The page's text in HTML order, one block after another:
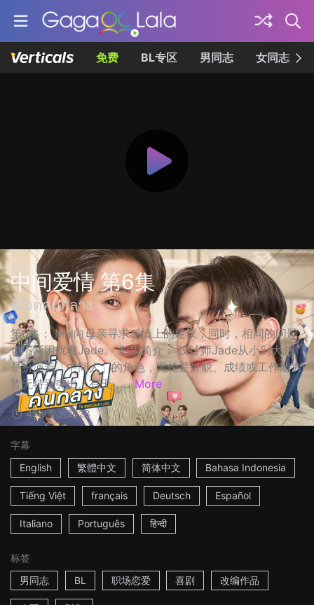
免费 BL专区 男同志 女同志
中间爱情 第6集
พี่เจตคนกลาง
第6集： Mai向母亲寻求感情上的建议，同时，相同的问题
也不断困扰着Jade。 影集简介： 设计师Jade从小到大总
是扮演着「中间人」的角色，无伦是外貌、成绩或工作能力
皆无特别突出。有天，... More
45m泰国2023
字幕
English
繁體中文 简体中文 Bahasa Indonesia
Tiếng Việt français Deutsch Español
Italiano Português हिन्दी
标签
男同志
BL 职场恋爱 喜剧 改编作品